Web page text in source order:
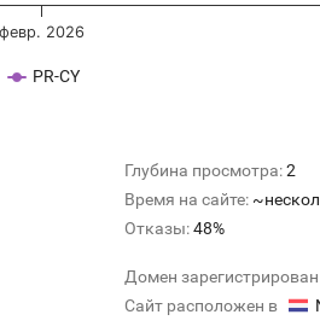
PR-CY
февр. 2026
Глубина просмотра:2
Время на сайте:
Отказы:48%
Домен
Сайт расположен в